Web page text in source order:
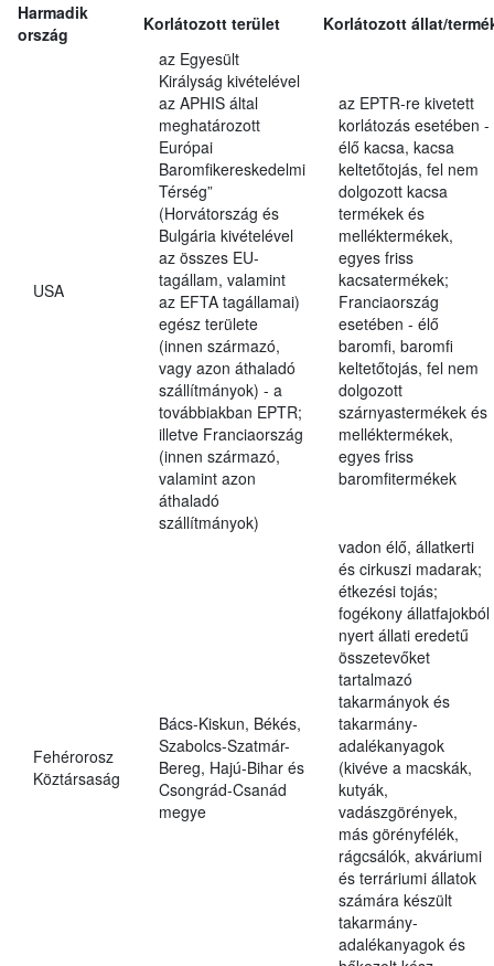
Harmadik
ország
Korlátozott terület Korlátozott állat/
USA
az Egyesült
Királyság kivételével
az APHIS által
meghatározott
Európai
Baromfikereskedelmi
Térség”
(Horvátország és
Bulgária kivételével
az összes EU-
tagállam, valamint
az EFTA tagállamai)
egész területe
(innen származó,
vagy azon áthaladó
szállítmányok) - a
továbbiakban EPTR;
illetve Franciaország
(innen származó,
valamint azon
áthaladó
szállítmányok)
az EPTR-re kivetett
korlátozás esetében -
élő kacsa, kacsa
keltetőtojás, fel nem
dolgozott kacsa
termékek és
melléktermékek,
egyes friss
kacsatermékek;
Franciaország
esetében - élő
baromfi, baromfi
keltetőtojás, fel nem
dolgozott
szárnyastermékek és
melléktermékek,
egyes friss
baromfitermékek
Fehérorosz
Köztársaság
Bács-Kiskun, Békés,
Szabolcs-Szatmár-
Bereg, Hajú-Bihar és
Csongrád-Csanád
megye
vadon élő, állatkerti
és cirkuszi madarak;
étkezési tojás;
fogékony állatfajokból
nyert állati eredetű
összetevőket
tartalmazó
takarmányok és
takarmány-
adalékanyagok
(kivéve a macskák,
kutyák,
vadászgörények,
más görényfélék,
rágcsálók, akváriumi
és terráriumi állatok
számára készült
takarmány-
adalékanyagok és